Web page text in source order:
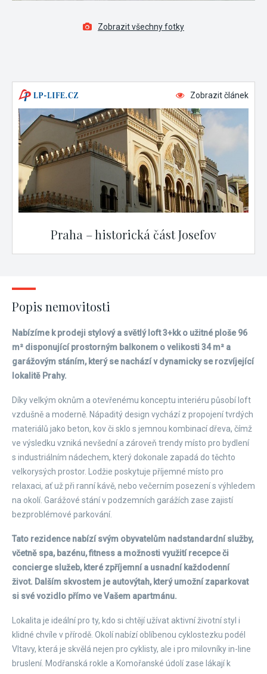
Zobrazit všechny fotky
Zobrazit článek
Praha – historická část Josefov
Popis nemovitosti
Nabízíme k prodeji stylový a světlý loft 3+kk o užitné ploše 96
m² disponující prostorným balkonem o velikosti 34 m² a
garážovým stáním, který se nachází v dynamicky se rozvíjející
lokalitě Prahy.
Díky velkým oknům a otevřenému konceptu interiéru působí loft
vzdušně a moderně. Nápaditý design vychází z propojení tvrdých
materiálů jako beton, kov či sklo s jemnou kombinací dřeva, čímž
ve výsledku vzniká nevšední a zároveň trendy místo pro bydlení
s industriálním nádechem, který dokonale zapadá do těchto
velkorysých prostor. Lodžie poskytuje příjemné místo pro
relaxaci, ať už při ranní kávě, nebo večerním posezení s výhledem
na okolí. Garážové stání v podzemních garážích zase zajistí
bezproblémové parkování.
Tato rezidence nabízí svým obyvatelům nadstandardní služby,
včetně spa, bazénu, fitness a možnosti využití recepce či
concierge služeb, které zpříjemní a usnadní každodenní
život. Dalším skvostem je autovýtah, který umožní zaparkovat
si své vozidlo přímo ve Vašem apartmánu.
Lokalita je ideální pro ty, kdo si chtějí užívat aktivní životní styl i
klidné chvíle v přírodě. Okolí nabízí oblíbenou cyklostezku podél
Vltavy, která je skvělá nejen pro cyklisty, ale i pro milovníky in-line
bruslení. Modřanská rokle a Komořanské údolí zase lákají k